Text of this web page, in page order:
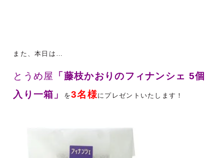
また、本日は…
とうめ屋
「藤枝かおりのフィナンシェ 5個
入り一箱」
を3名様にプレゼントいたします！